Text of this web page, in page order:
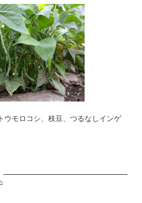
ウモロコシ、枝豆、つるなしインゲ